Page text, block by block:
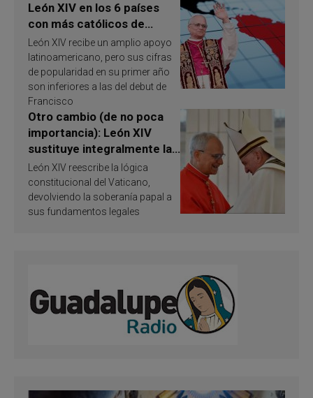
León XIV en los 6 países
con más católicos de
América Latina en 2026?
Publican resultados de
investigación
León XIV recibe un amplio apoyo
latinoamericano, pero sus cifras
de popularidad en su primer año
son inferiores a las del debut de
Francisco
Otro cambio (de no poca
importancia): León XIV
sustituye integralmente la
ley vaticana de Papa
Francisco
León XIV reescribe la lógica
constitucional del Vaticano,
devolviendo la soberanía papal a
sus fundamentos legales